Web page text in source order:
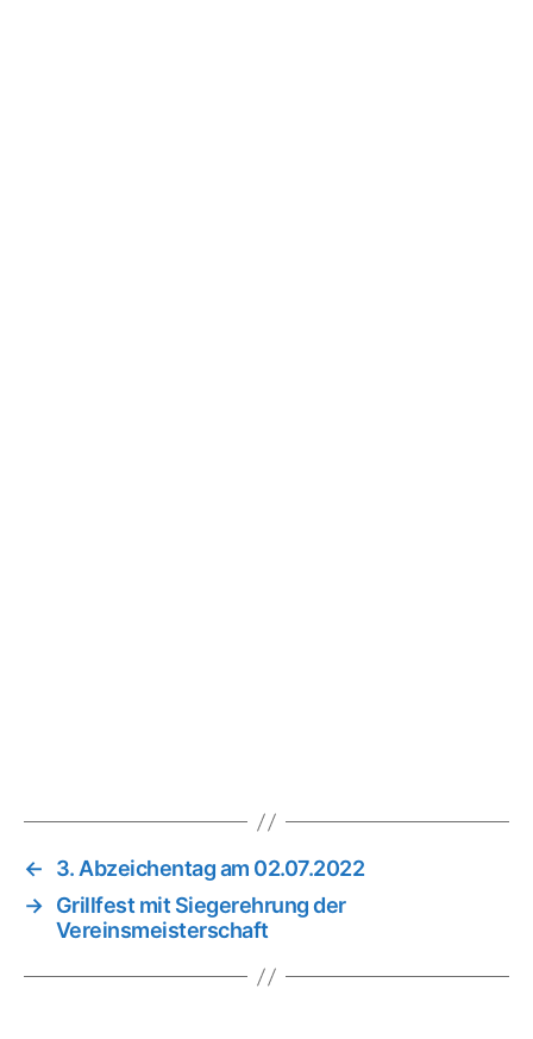
←
3. Abzeichentag am 02.07.2022
→ Grillfest mit Siegerehrung der
Vereinsmeisterschaft